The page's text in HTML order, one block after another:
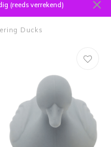
(reeds verrekend)
Ducks